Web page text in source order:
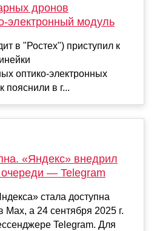
дронов
электронный модуль
в "Ростех") приступил к
оптико-электронных
пояснили в г...
«Яндекс» внедрил
— Telegram
стала доступна
Max, а 24 сентября 2025 г.
Telegram. Для